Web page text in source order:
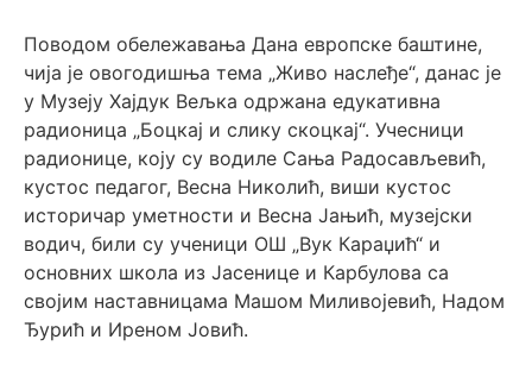
Поводом обележавања Дана европске баштине,
чија је овогодишња тема „Живо наслеђе“, данас је
у Музеју Хајдук Вељка одржана едукативна
радионица „Боцкај и слику скоцкај“. Учесници
радионице, коју су водиле Сања Радосављевић,
кустос педагог, Весна Николић, виши кустос
историчар уметности и Весна Јањић, музејски
водич, били су ученици ОШ „Вук Караџић“ и
основних школа из Јасенице и Карбулова са
својим наставницама Машом Миливојевић, Надом
Ђурић и Иреном Јовић.